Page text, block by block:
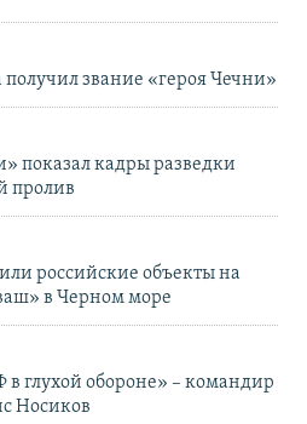
звание «героя Чечни»
показал кадры разведки
пролив
российские объекты на
в Черном море
глухой обороне» – командир
Носиков